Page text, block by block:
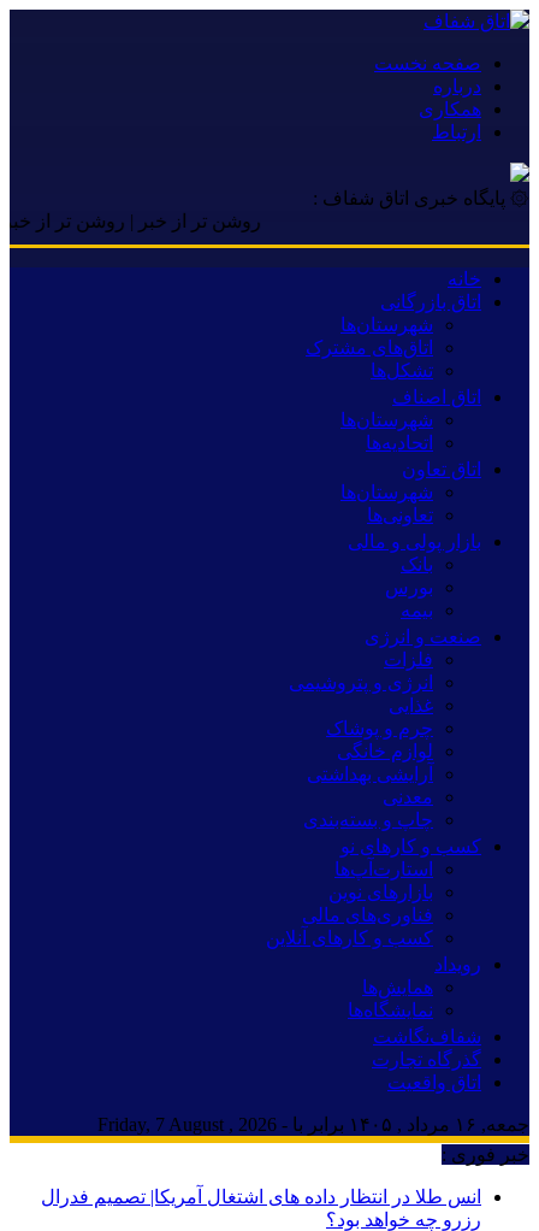
صفحه نخست
درباره
همکاری
ارتباط
۞ پایگاه خبری اتاق شفاف :
روشن تر از خبر | روشن تر از خبر |
خانه
اتاق بازرگانی
شهرستان‌ها
اتاق‌های مشترک
تشکل‌ها
اتاق اصناف
شهرستان‌ها
اتحادیه‌ها
اتاق تعاون
شهرستان‌ها
تعاونی‌ها
بازار پولی و مالی
بانک
بورس
بیمه
صنعت و انرژی
فلزات
انرژی و پتروشیمی
غذایی
چرم و پوشاک
لوازم خانگی
آرایشی بهداشتی
معدنی
چاپ و بسته‌بندی
کسب و کارهای نو
استارت‌آپ‌ها
بازارهای نوین
فناوری‌های مالی
کسب و کارهای آنلاین
رویداد
همایش‌ها
نمایشگاه‌ها
شفاف‌نگاشت
گذرگاه تجارت
اتاق واقعیت
جمعه, ۱۶ مرداد , ۱۴۰۵ برابر با - Friday, 7 August , 2026
خبر فوری :
انس طلا در انتظار داده های اشتغال آمریکا| تصمیم فدرال
رزرو چه خواهد بود؟